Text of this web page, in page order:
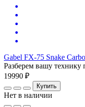
Gabel FX-75 Snake
Разберем вашу технику
19990 ₽
Купить
Нет в наличии